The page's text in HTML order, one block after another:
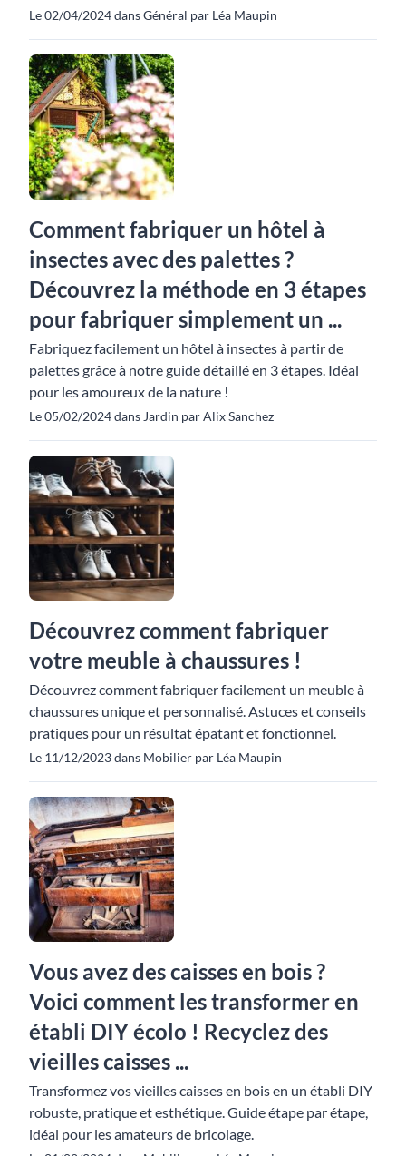
Le 02/04/2024 dans Général par Léa Maupin
Comment fabriquer un hôtel à
insectes avec des palettes ?
Découvrez la méthode en 3 étapes
pour fabriquer simplement un ...
Fabriquez facilement un hôtel à insectes à partir de
palettes grâce à notre guide détaillé en 3 étapes. Idéal
pour les amoureux de la nature !
Le 05/02/2024 dans Jardin par Alix Sanchez
Découvrez comment fabriquer
votre meuble à chaussures !
Découvrez comment fabriquer facilement un meuble à
chaussures unique et personnalisé. Astuces et conseils
pratiques pour un résultat épatant et fonctionnel.
Le 11/12/2023 dans Mobilier par Léa Maupin
Vous avez des caisses en bois ?
Voici comment les transformer en
établi DIY écolo ! Recyclez des
vieilles caisses ...
Transformez vos vieilles caisses en bois en un établi DIY
robuste, pratique et esthétique. Guide étape par étape,
idéal pour les amateurs de bricolage.